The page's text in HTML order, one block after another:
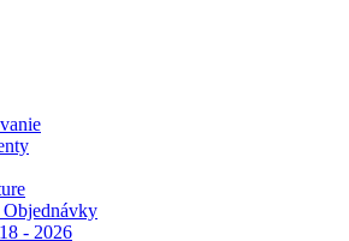
- 2026